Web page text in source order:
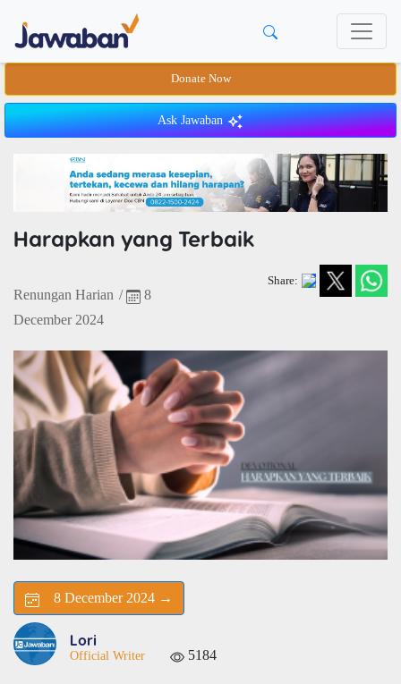
Donate Now
Ask Jawaban
Harapkan yang Terbaik
Renungan Harian /
8
December 2024
Share:
8 December 2024 →
Lori
Official Writer 5184